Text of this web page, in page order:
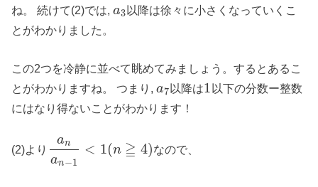
ね。 続けて(2)では,a3以降は徐々に小さくなっていくこ
とがわかりました。
この2つを冷静に並べて眺めてみましょう。するとあるこ
とがわかりますね。 つまり,a7以降は1以下の分数ー整数
にはなり得ないことがわかります！
(2)より
an
an−1
< 1(n ≧ 4)なので、